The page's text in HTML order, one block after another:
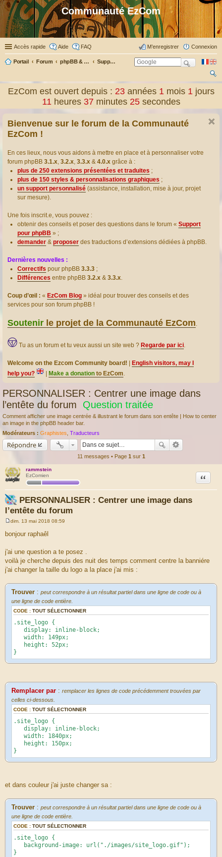
Communauté EzCom
Accès rapide Aide FAQ Connexion
M’enregistrer
Portail Forum phpBB & Co Support pour phpBB
ch
er
EzCom est ouvert depuis : 23 années1 mois1 jours
11 heures37 minutes25 secondes
Bienvenue sur le forum de la Communauté
EzCom !
En ces lieux, nous vous aidons à mettre en place et à personnaliser votre
forum phpBB 3.1.x, 3.2.x, 3.3.x & 4.0.x grâce à :
plus de 250 extensions présentées et traduites ;
plus de 150 styles & personnalisations graphiques ;
un support personnalisé (assistance, installation, mise à jour, projet
sur mesure).
Une fois inscrit.e, vous pouvez :
obtenir des conseils et poser des questions dans le forum « Support
pour phpBB » ;
demander & proposer des traductions d’extensions dédiées à phpBB.
Dernières nouvelles :
Correctifs pour phpBB 3.3.3 ;
Différences entre phpBB 3.2.x & 3.3.x.
Coup d’œil : « EzCom Blog » idéal pour trouver des conseils et des
services pour son forum phpBB !
Soutenir le projet de la Communauté EzCom.
Tu as un forum et tu veux aussi un site web ? Regarde par ici.
Welcome on the Ezcom Community board!
English visitors, may I
help you?
Make a donation to EzCom.
PERSONNALISER : Centrer une image dans
l’entête du forum
Question traitée
Comment afficher une image centrée & illustrant le forum dans son entête | How to center
an image in the phpBB header bar.
Modérateurs : Graphistes Traducteurs
Répondre
11 messages • Page 1 sur 1
rammstein
EzComien
PERSONNALISER : Centrer une image dans
l’entête du forum
Citation
s
a
g
e
dim. 13 mai 2018 08:59
bonjour raphaêl
j'ai une question a te posez .
voilà je cherche depuis des nuit des temps comment centre la banniére
j'ai changer la taille du logo a la place j'ai mis :
Trouver : peut correspondre à un résultat partiel dans une ligne de code ou à
une ligne de code entière.
CODE : TOUT SÉLECTIONNER
.site_logo {
display: inline-block;
width: 149px;
height: 52px;
}
Remplacer par : remplacer les lignes de code précédemment trouvées par
celles ci-dessous.
CODE : TOUT SÉLECTIONNER
.site_logo {
display: inline-block;
width: 1840px;
height: 150px;
}
et dans couleur j'ai juste changer sa :
Trouver : peut correspondre à un résultat partiel dans une ligne de code ou à
une ligne de code entière.
CODE : TOUT SÉLECTIONNER
.site_logo {
background-image: url("./images/site_logo.gif");
}